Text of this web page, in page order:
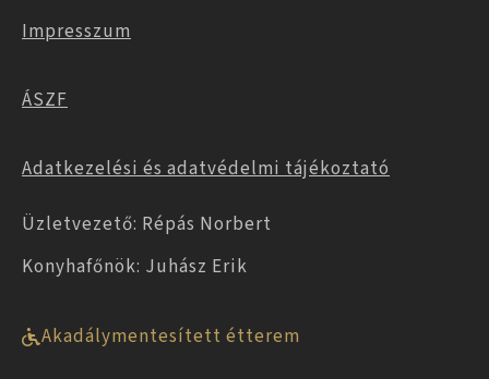
Impresszum
ÁSZF
Adatkezelési és adatvédelmi tájékoztató
Üzletvezető: Répás Norbert
Konyhafőnök: Juhász Erik
Akadálymentesített étterem